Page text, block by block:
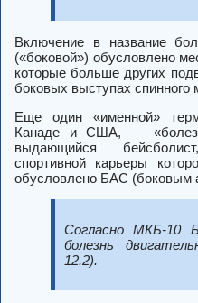
Включение в название
(«боковой») обусловлено
которые больше других
боковых выступах спинного
Еще один «именной»
Канаде и США, —
выдающийся
спортивной карьеры
обусловлено БАС (боковым
Согласно МКБ-10
болезнь
12.2).